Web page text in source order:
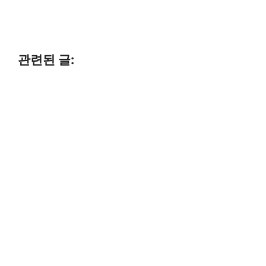
관련된 글: